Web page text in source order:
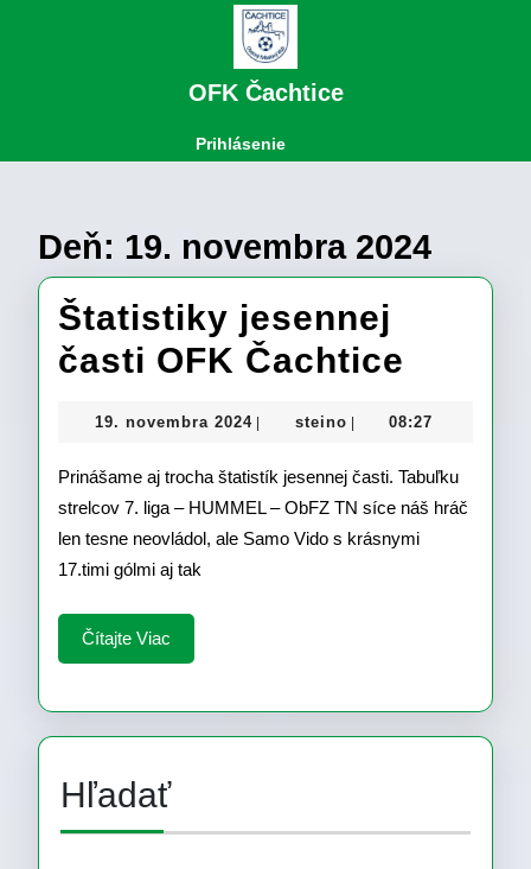
OFK Čachtice
PrihlásenieLogin
Button
Deň: 19. novembra 2024
Štatistiky jesennej
časti OFK Čachtice
OFK
19. novembra 202419.
2024
steinosteino08:27
Prinášame aj trocha štatistík jesennej časti. Tabuľku
strelcov 7. liga – HUMMEL – ObFZ TN síce náš hráč
len tesne neovládol, ale Samo Vido s krásnymi
17.timi gólmi aj tak
Čítajte Viac
Viac
Hľadať